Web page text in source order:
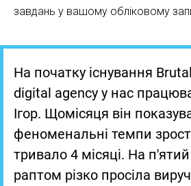
завдань у вашому обліковому
На початку існування
digital agency у нас
Ігор. Щомісяця він
феноменальні темпи
тривало 4 місяці. На
раптом різко просіла